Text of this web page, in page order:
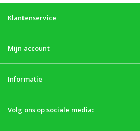
Klantenservice
Mijn account
Informatie
Volg ons op sociale media: